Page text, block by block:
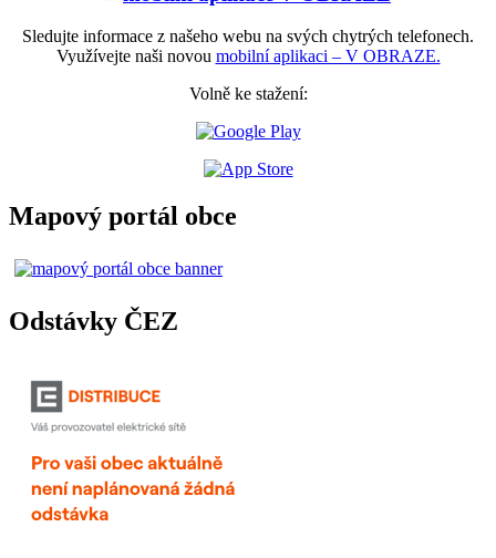
Sledujte informace z našeho webu na svých chytrých telefonech.
Využívejte naši novou mobilní aplikaci – V OBRAZE.
Volně ke stažení:
Mapový portál obce
Odstávky ČEZ